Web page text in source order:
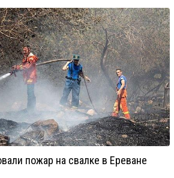
пожар на свалке в Ереване